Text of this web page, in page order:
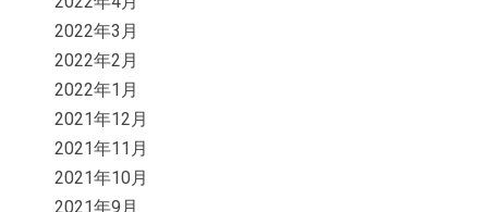
2022年3月
2022年2月
2022年1月
2021年12月
2021年11月
2021年10月
2021年9月